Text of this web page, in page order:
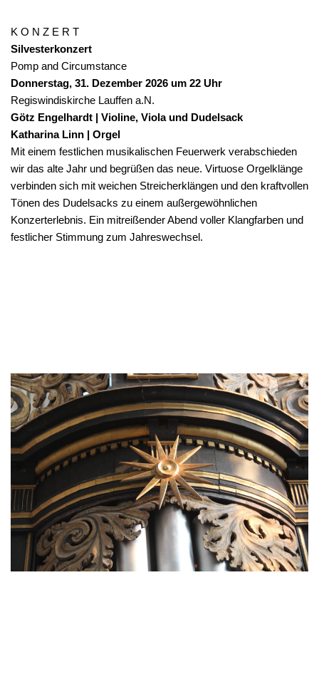
K O N Z E R T
Silvesterkonzert
Pomp and Circumstance
Donnerstag, 31. Dezember 2026 um 22 Uhr
Regiswindiskirche Lauffen a.N.
Götz Engelhardt | Violine, Viola und Dudelsack
Katharina Linn | Orgel
Mit einem festlichen musikalischen Feuerwerk verabschieden
wir das alte Jahr und begrüßen das neue. Virtuose Orgelklänge
verbinden sich mit weichen Streicherklängen und den kraftvollen
Tönen des Dudelsacks zu einem außergewöhnlichen
Konzerterlebnis. Ein mitreißender Abend voller Klangfarben und
festlicher Stimmung zum Jahreswechsel.